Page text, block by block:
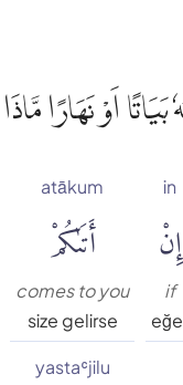
بَيَاتًا اَوْ نَهَارًا
in
إِنْ
if
atākum
أَتَىٰكُمْ
comes to you
size gelirse
yastaʿjilu